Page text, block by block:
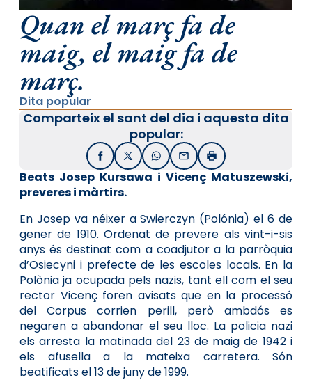
Quan el març fa de
maig, el maig fa de
març.
Dita popular
Comparteix el sant del dia i aquesta dita
popular:
FacebookX / TwitterWhatsApp
EmailImprimir
Beats Josep Kursawa i Vicenç Matuszewski,
preveres i màrtirs.
En Josep va néixer a Swierczyn (Polónia) el 6 de
gener de 1910. Ordenat de prevere als vint-i-sis
anys és destinat com a coadjutor a la parròquia
d’Osiecyni i prefecte de les escoles locals. En la
Polònia ja ocupada pels nazis, tant ell com el seu
rector Vicenç foren avisats que en la processó
del Corpus corrien perill, però ambdós es
negaren a abandonar el seu lloc. La policia nazi
els arresta la matinada del 23 de maig de 1942 i
els afusella a la mateixa carretera. Són
beatificats el 13 de juny de 1999.